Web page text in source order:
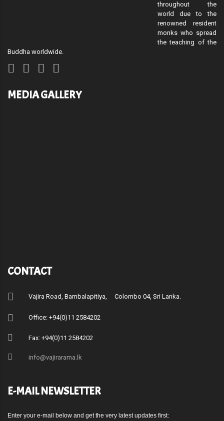
throughout the
world due to the
renowned resident
monks who spread
the teaching of the
Buddha worldwide.
MEDIA GALLERY
CONTACT
Vajira Road, Bambalapitiya, Colombo 04, Sri Lanka.
Office: +94(0)11 2584202
Fax: +94(0)11 2584202
info@vajirarama.lk
E-MAIL NEWSLETTER
Enter your e-mail below and get the very latest updates first: